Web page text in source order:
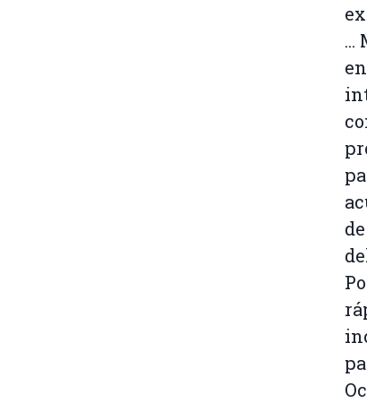
...